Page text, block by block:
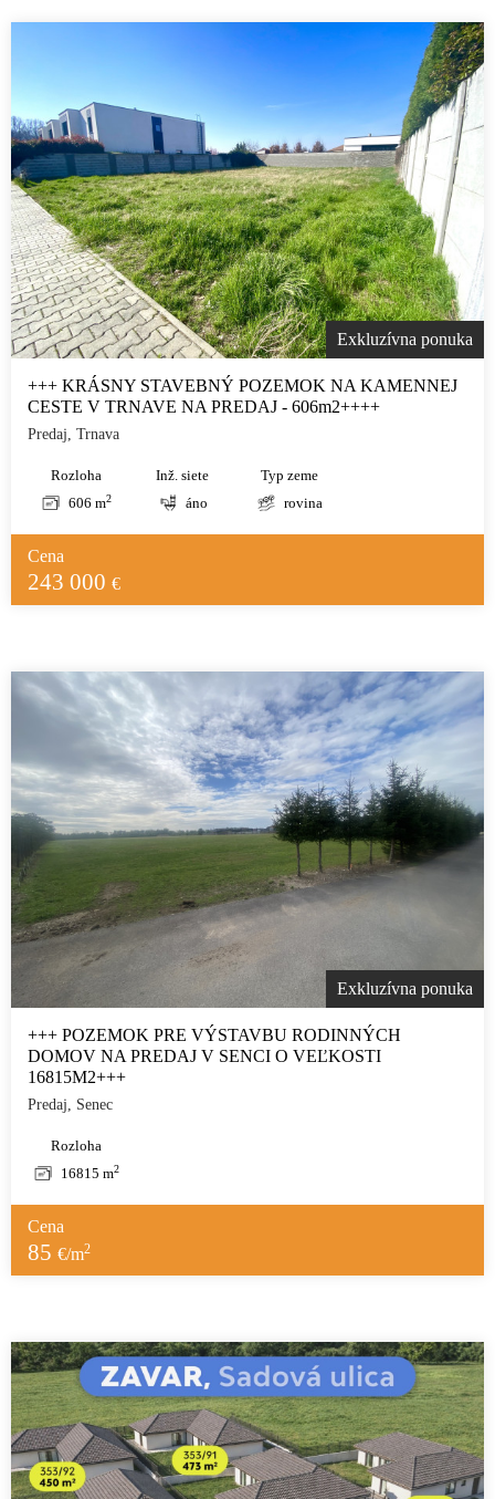
Exkluzívna ponuka
+++ KRÁSNY STAVEBNÝ POZEMOK NA KAMENNEJ
CESTE V TRNAVE NA PREDAJ - 606m2++++
Predaj, Trnava
Rozloha
606 m2
Inž. siete
áno
Typ zeme
rovina
Cena
243 000 €
Exkluzívna ponuka
+++ POZEMOK PRE VÝSTAVBU RODINNÝCH
DOMOV NA PREDAJ V SENCI O VEĽKOSTI
16815M2+++
Predaj, Senec
Rozloha
16815 m2
Cena
85 €/m2